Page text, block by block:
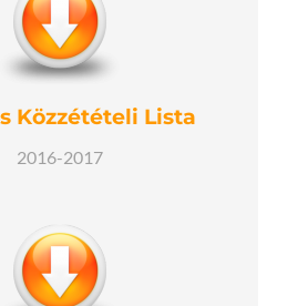
Közzétételi Lista
2016-2017